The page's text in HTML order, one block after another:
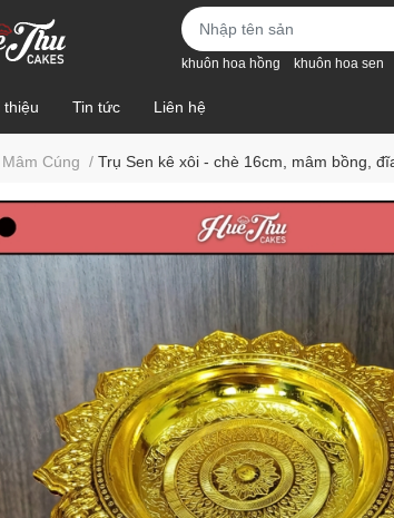
khuôn hoa hồng khuôn hoa sen
thiệu Tin tức Liên hệ
Cúng / Trụ Sen kê xôi - chè 16cm, mâm bồng,